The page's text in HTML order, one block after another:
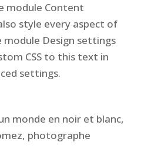
module Content
style every aspect of
Design settings
CSS to this text in
settings.
monde en noir et blanc,
photographe